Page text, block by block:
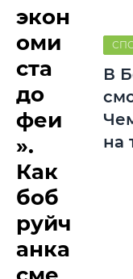
экон
оми
ста
до
феи
».
Как
боб
руйч
анка
В
на